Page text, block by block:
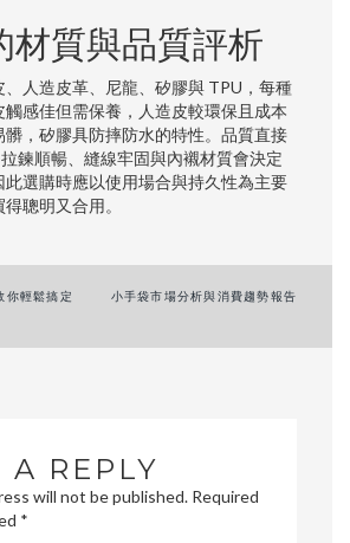
材質與品質評析
人造皮革、尼龍、矽膠與 TPU，每種
感佳但需保養，人造皮較環保且成本
，矽膠具防摔防水的特性。品質直接
鍊順暢、縫線牢固與內襯材質會決定
選購時應以使用場合與持久性為主要
聰明又合用。
你輕鬆搞定
小手袋市場分析與消費趨勢報告
A REPLY
will not be published. Required
*